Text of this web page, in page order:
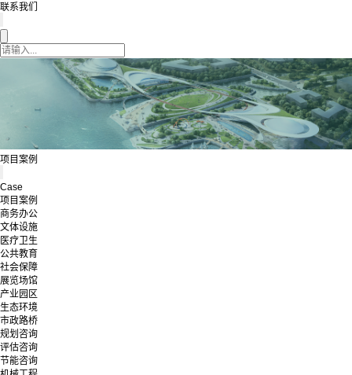
联系我们
项目案例
Case
项目案例
商务办公
文体设施
医疗卫生
公共教育
社会保障
展览场馆
产业园区
生态环境
市政路桥
规划咨询
评估咨询
节能咨询